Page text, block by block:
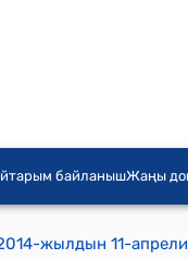
байланышЖаңы